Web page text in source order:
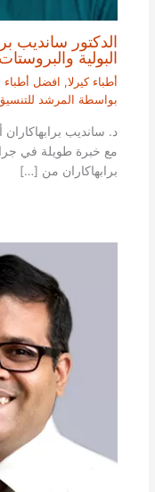
الدكتور سانديب
البولية
أطباء كيرلا, افضل أطباء
بواسطة المرشد
د. سانديب
مع خبرة طويلة في
برابهاكاران من […]